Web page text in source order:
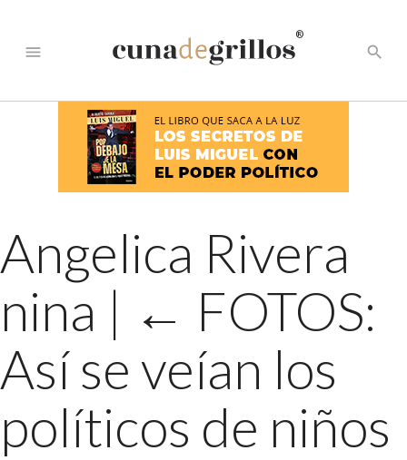
menu
®
search
Angelica Rivera
nina | ← FOTOS:
Así se veían los
políticos de niños